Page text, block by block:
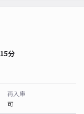
分
再入庫
可